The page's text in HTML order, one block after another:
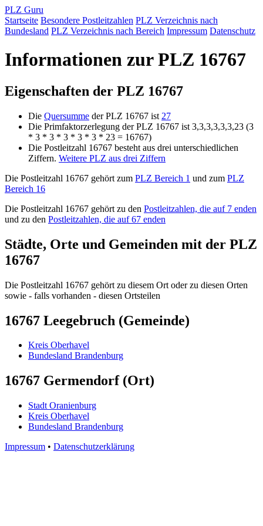
PLZ Guru
Startseite Besondere Postleitzahlen PLZ Verzeichnis nach
Bundesland PLZ Verzeichnis nach Bereich Impressum Datenschutz
Informationen zur PLZ 16767
Eigenschaften der PLZ 16767
Die Quersumme der PLZ 16767 ist 27
Die Primfaktorzerlegung der PLZ 16767 ist 3,3,3,3,3,3,23 (3
* 3 * 3 * 3 * 3 * 3 * 23 = 16767)
Die Postleitzahl 16767 besteht aus drei unterschiedlichen
Ziffern. Weitere PLZ aus drei Ziffern
Die Postleitzahl 16767 gehört zum PLZ Bereich 1 und zum PLZ
Bereich 16
Die Postleitzahl 16767 gehört zu den Postleitzahlen, die auf 7 enden
und zu den Postleitzahlen, die auf 67 enden
Städte, Orte und Gemeinden mit der PLZ
16767
Die Postleitzahl 16767 gehört zu diesem Ort oder zu diesen Orten
sowie - falls vorhanden - diesen Ortsteilen
16767 Leegebruch (Gemeinde)
Kreis Oberhavel
Bundesland Brandenburg
16767 Germendorf (Ort)
Stadt Oranienburg
Kreis Oberhavel
Bundesland Brandenburg
Impressum • Datenschutzerklärung